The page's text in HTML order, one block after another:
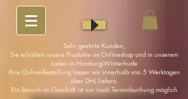
Sehr geehrte Kunden,
Sie erhalten unsere Produkte im Onlineshop und in unserem
Laden in Hamburg-Winterhude
Ihre Online-Bestellung lassen wir innerhalb von 5 Werktagen
über DHL liefern.
Ein Besuch im Geschäft ist nur nach Terminbuchung möglich